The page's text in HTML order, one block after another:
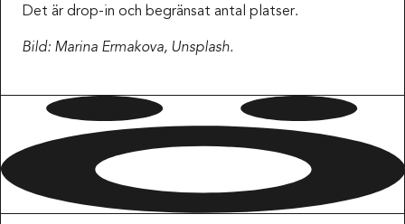
Det är drop-in och begränsat antal platser.
Bild: Marina Ermakova, Unsplash.